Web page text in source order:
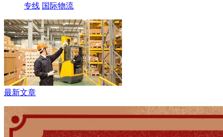
专线 国际物流
最新文章